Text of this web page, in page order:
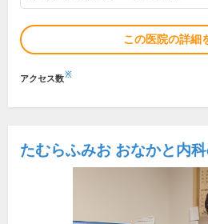
この医院の詳細
アクセス数※
たむらふみお おなかと内